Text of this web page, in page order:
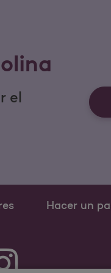
el
Hacer un